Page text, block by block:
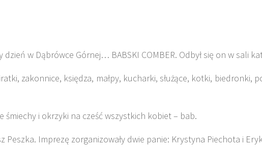
w Dąbrówce Górnej… BABSKI COMBER. Odbył się on w sali
zakonnice, księdza, małpy, kucharki, służące, kotki, biedronki,
śmiechy i okrzyki na cześć wszystkich kobiet – bab.
Peszka. Imprezę zorganizowały dwie panie: Krystyna Piechota i